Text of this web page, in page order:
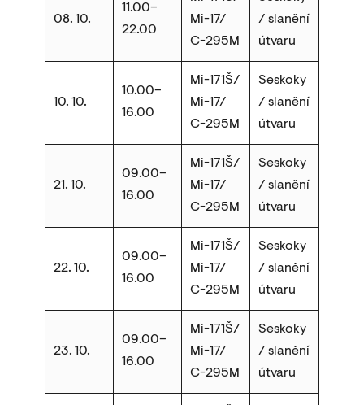
08. 10.
11.00–
22.00
Mi-17/
C-295M
/ slanění
útvaru
10. 10.
10.00–
16.00
Mi-171Š/
Mi-17/
C-295M
Seskoky
/ slanění
útvaru
21. 10.
09.00–
16.00
Mi-171Š/
Mi-17/
C-295M
Seskoky
/ slanění
útvaru
22. 10.
09.00–
16.00
Mi-171Š/
Mi-17/
C-295M
Seskoky
/ slanění
útvaru
23. 10.
09.00–
16.00
Mi-171Š/
Mi-17/
C-295M
Seskoky
/ slanění
útvaru